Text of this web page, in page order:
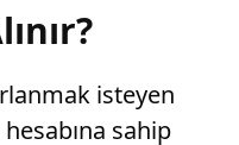
isteyen
hesabına sahip